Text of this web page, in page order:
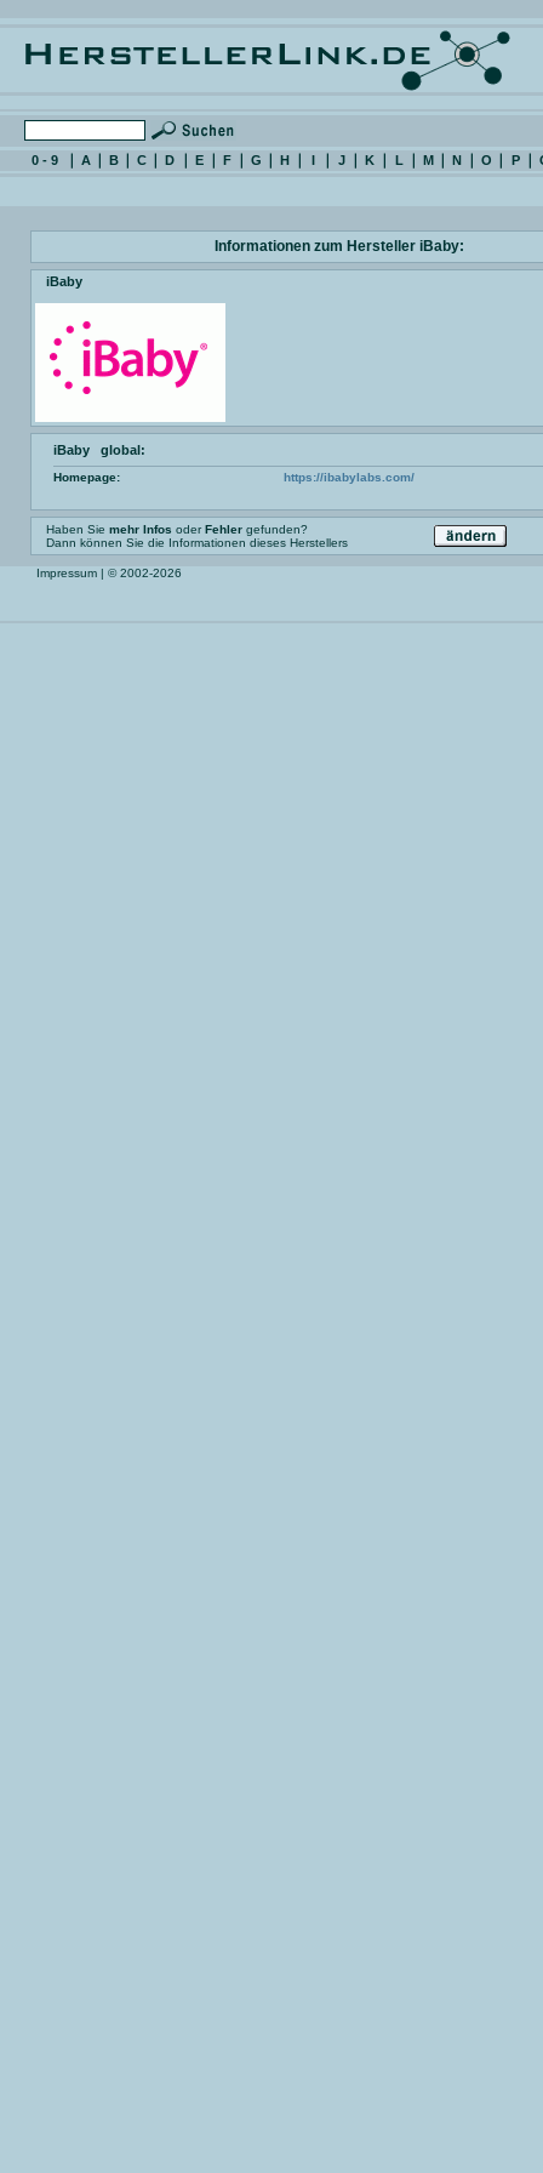
0 - 9 A B C D E F G H I J K L M N O P
Informationen zum Hersteller iBaby:
iBaby
iBaby global:
Homepage: https://ibabylabs.com/
Haben Sie mehr Infos oderFehler gefunden?
Dann können Sie die Informationen dieses Herstellers
Impressum | © 2002-2026